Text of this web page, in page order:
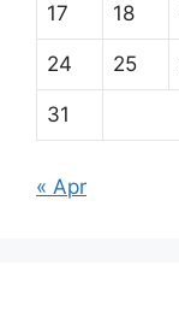
17 18
24 25
31
« Apr